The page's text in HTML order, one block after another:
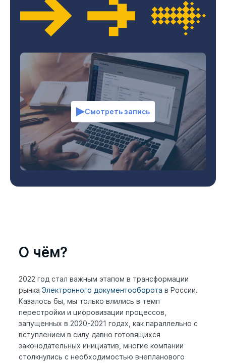
Смотреть запись
О чём?
2022 год стал важным этапом в трансформации
рынка Электронного документооборота в России.
Казалось бы, мы только влились в темп
перестройки и цифровизации процессов,
запущенных в 2020-2021 годах, как параллельно с
вступлением в силу давно готовящихся
законодательных инициатив, многие компании
столкнулись с необходимостью внепланового